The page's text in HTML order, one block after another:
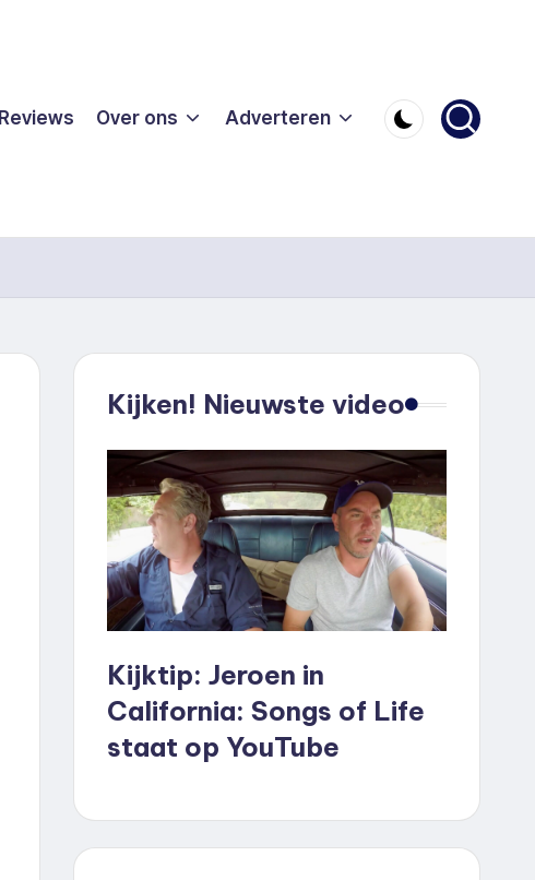
Reviews Over ons Adverteren
Kijken! Nieuwste video
Kijktip: Jeroen in
California: Songs of Life
staat op YouTube